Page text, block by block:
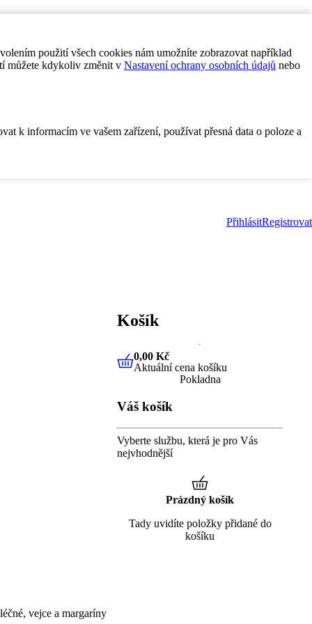
použití všech cookies nám umožníte zobrazovat například
můžete kdykoliv změnit v Nastavení ochrany osobních údajů nebo
k informacím ve vašem zařízení, používat přesná data o poloze a
PřihlásitRegistrovat
vejce a margaríny
Košík
0,00 KčAktuální cena košíku
0,00 Kč
Aktuální cena košíku
Pokladna
Váš košík
Vyberte službu, která je pro Vás
nejvhodnější
Prázdný košík
Tady uvidíte položky přidané do
košíku